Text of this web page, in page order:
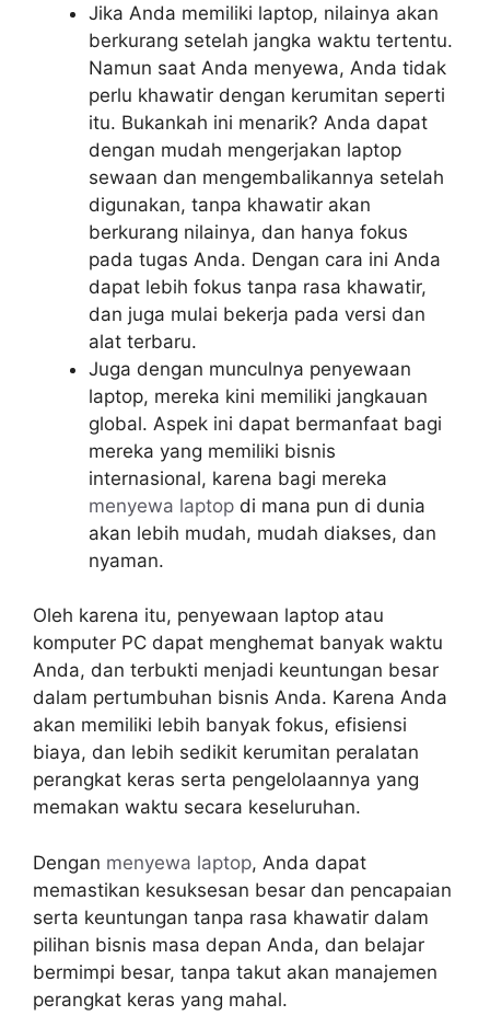
Jika Anda memiliki laptop, nilainya akan
berkurang setelah jangka waktu tertentu.
Namun saat Anda menyewa, Anda tidak
perlu khawatir dengan kerumitan seperti
itu. Bukankah ini menarik? Anda dapat
dengan mudah mengerjakan laptop
sewaan dan mengembalikannya setelah
digunakan, tanpa khawatir akan
berkurang nilainya, dan hanya fokus
pada tugas Anda. Dengan cara ini Anda
dapat lebih fokus tanpa rasa khawatir,
dan juga mulai bekerja pada versi dan
alat terbaru.
Juga dengan munculnya penyewaan
laptop, mereka kini memiliki jangkauan
global. Aspek ini dapat bermanfaat bagi
mereka yang memiliki bisnis
internasional, karena bagi mereka
menyewa laptop di mana pun di dunia
akan lebih mudah, mudah diakses, dan
nyaman.
Oleh karena itu, penyewaan laptop atau
komputer PC dapat menghemat banyak waktu
Anda, dan terbukti menjadi keuntungan besar
dalam pertumbuhan bisnis Anda. Karena Anda
akan memiliki lebih banyak fokus, efisiensi
biaya, dan lebih sedikit kerumitan peralatan
perangkat keras serta pengelolaannya yang
memakan waktu secara keseluruhan.
Dengan menyewa laptop, Anda dapat
memastikan kesuksesan besar dan pencapaian
serta keuntungan tanpa rasa khawatir dalam
pilihan bisnis masa depan Anda, dan belajar
bermimpi besar, tanpa takut akan manajemen
perangkat keras yang mahal.